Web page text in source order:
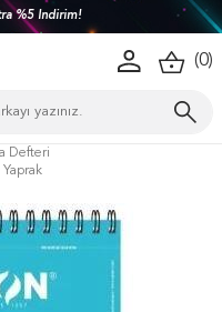
%5 İndirim!
(0)
Defteri